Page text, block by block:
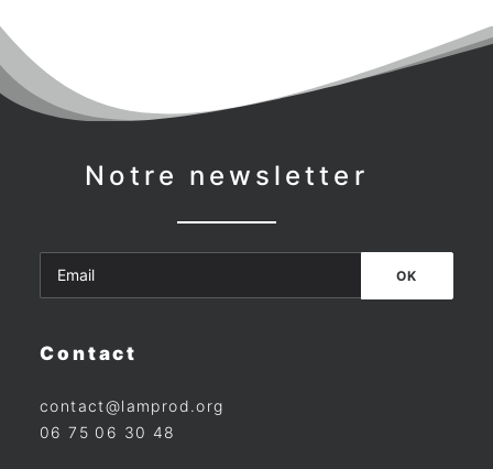
Notre newsletter
Contact
contact@lamprod.org
06 75 06 30 48